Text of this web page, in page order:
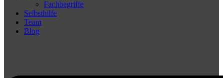
Fachbegriffe
Selbsthilfe
Team
Blog